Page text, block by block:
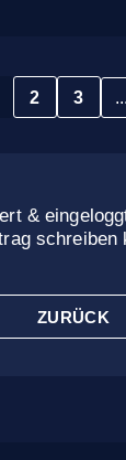
2 3 ...
&
schreiben
ZURÜCK